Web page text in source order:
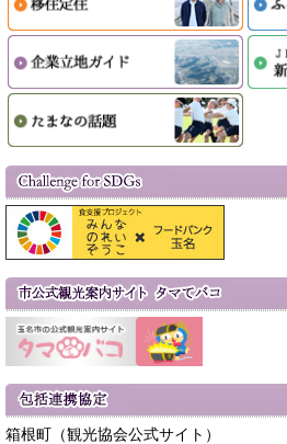
箱根町（観光協会公式サイト）